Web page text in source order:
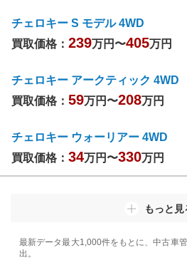
チェロキー S モデル 4WD
買取価格： 239万円〜405万円
チェロキー アークティック 4WD
買取価格： 59万円〜208万円
チェロキー ウォーリアー 4WD
買取価格： 34万円〜330万円
もっと見
最新データ最大1,000件をもとに、中古車
出。